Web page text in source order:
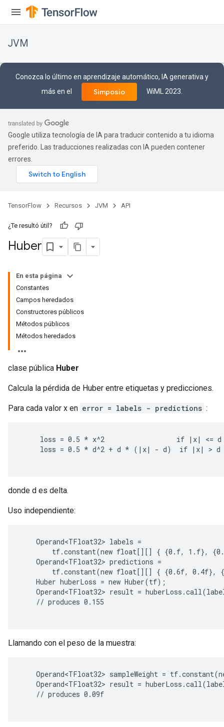
JVM
Conozca lo último en aprendizaje automático, IA generativa y
más en el
Simposio WiML 2023.
Google utiliza tecnología de IA para traducir contenido a tu idioma
preferido. Las traducciones realizadas con IA pueden contener
errores.
TensorFlow Recursos JVM API
¿Te resultó útil?
Huber
En esta página
Constantes
Campos heredados
Constructores públicos
Métodos públicos
Métodos heredados
clase pública Huber
Calcula la pérdida de Huber entre etiquetas y predicciones.
Para cada valor x en error = labels - predictions :
     loss = 0.5 * x^2                  if |x| <= d
     loss = 0.5 * d^2 + d * (|x| - d)  if |x| > d
donde d es delta.
Uso independiente:
    Operand<TFloat32> labels =
tf.constant(new float[][] { {0.f, 1.f},
    Operand<TFloat32> predictions =
tf.constant(new float[][] { {0.6f, 0.4f},
    Huber huberLoss = new Huber(tf);
Operand<TFloat32> result =
    // produces 0.155
Llamando con el peso de la muestra:
Operand<TFloat32> sampleWeight =
Operand<TFloat32> result =
    // produces 0.09f